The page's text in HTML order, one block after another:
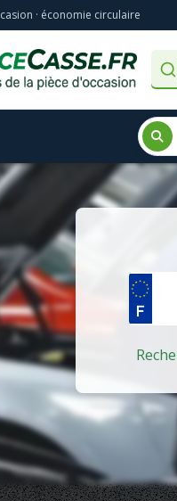
· économie circulaire